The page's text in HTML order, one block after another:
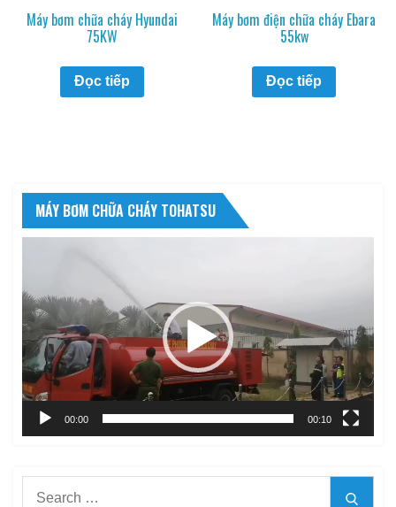
Máy bơm chữa cháy Hyundai
75KW
Đọc tiếp
Máy bơm điện chữa cháy Ebara
55kw
Đọc tiếp
MÁY BƠM CHỮA CHÁY TOHATSU
Video
00:00 00:10